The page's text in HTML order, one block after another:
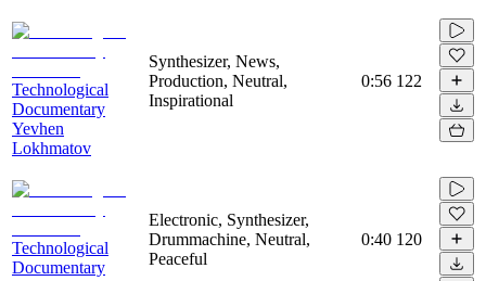
Technological
Documentary
Yevhen
Lokhmatov
Synthesizer, News,
Production, Neutral,
Inspirational
0:56 122
Technological
Documentary
Electronic, Synthesizer,
Drummachine, Neutral,
Peaceful
0:40 120